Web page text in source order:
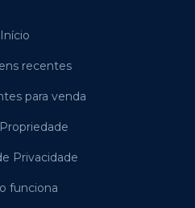
Início
recentes
para venda
Privacidade
funciona